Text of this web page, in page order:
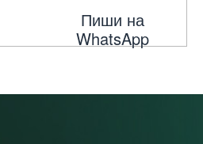
Пиши на
WhatsApp